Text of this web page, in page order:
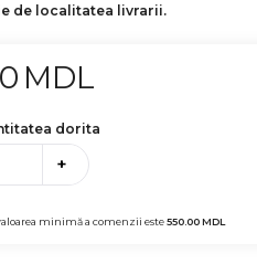
de localitatea livrarii.
MDL
dorita
+
minimă a comenzii este550.00MDL